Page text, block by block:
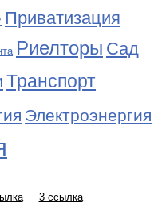
Приватизация
Риелторы Сад
Транспорт
Электроэнергия
3 ссылка